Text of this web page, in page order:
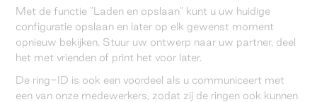
Met de functie "Laden en opslaan" kunt u uw huidige
configuratie opslaan en later op elk gewenst moment
opnieuw bekijken. Stuur uw ontwerp naar uw partner, deel
het met vrienden of print het voor later.
De ring-ID is ook een voordeel als u communiceert met
een van onze medewerkers, zodat zij de ringen ook kunnen